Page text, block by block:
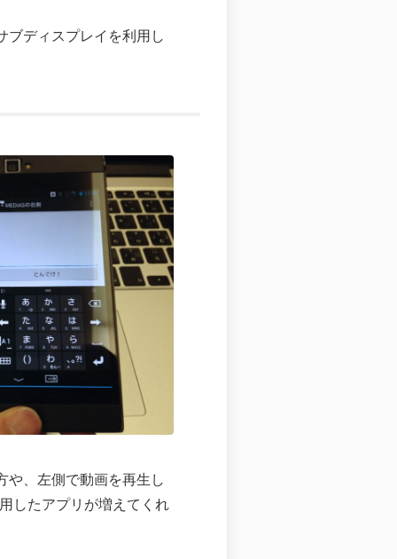
ブディスプレイを利用し
や、左側で動画を再生し
したアプリが増えてくれ